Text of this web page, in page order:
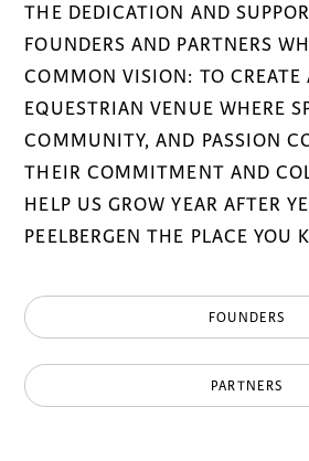
THE DEDICATION AND
FOUNDERS AND PARTNERS
COMMON VISION: TO CREATE
EQUESTRIAN VENUE WHERE
COMMUNITY, AND PASSION
THEIR COMMITMENT AND
HELP US GROW YEAR AFTER
PEELBERGEN THE PLACE YOU
FOUNDERS
PARTNERS